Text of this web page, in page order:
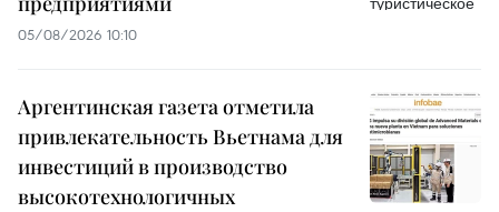
05/08/2026 10:10
Аргентинская газета отметила
привлекательность Вьетнама для
инвестиций в производство
высокотехнологичных